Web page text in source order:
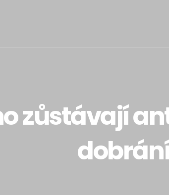
zůstávají